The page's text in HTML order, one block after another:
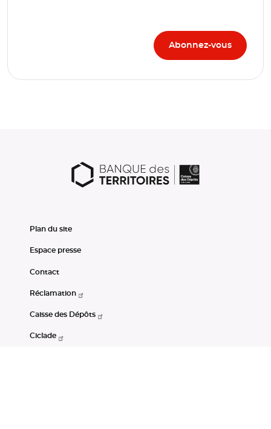
Plan du site
Espace presse
Contact
Réclamation
Caisse des Dépôts
Ciclade